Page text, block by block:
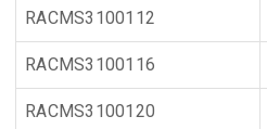
RACMS3100112
RACMS3100116
RACMS3100120